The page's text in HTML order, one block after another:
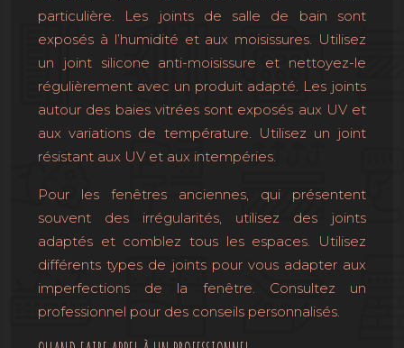
particulière. Les joints de salle de bain sont
exposés à l’humidité et aux moisissures. Utilisez
un joint silicone anti-moisissure et nettoyez-le
régulièrement avec un produit adapté. Les joints
autour des baies vitrées sont exposés aux UV et
aux variations de température. Utilisez un joint
résistant aux UV et aux intempéries.
Pour les fenêtres anciennes, qui présentent
souvent des irrégularités, utilisez des joints
adaptés et comblez tous les espaces. Utilisez
différents types de joints pour vous adapter aux
imperfections de la fenêtre. Consultez un
professionnel pour des conseils personnalisés.